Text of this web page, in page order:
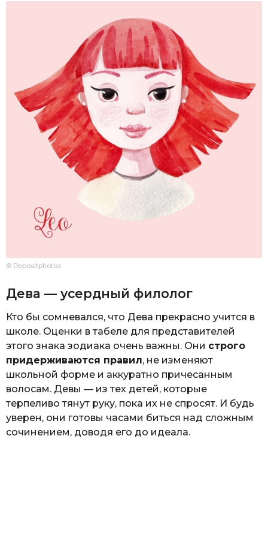
© Depositphotos
Дева — усердный филолог
Кто бы сомневался, что Дева прекрасно учится в
школе. Оценки в табеле для представителей
этого знака зодиака очень важны. Они строго
придерживаются правил, не изменяют
школьной форме и аккуратно причесанным
волосам. Девы — из тех детей, которые
терпеливо тянут руку, пока их не спросят. И будь
уверен, они готовы часами биться над сложным
сочинением, доводя его до идеала.